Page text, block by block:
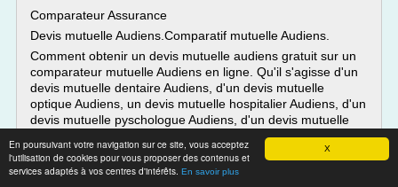
X
En poursuivant votre navigation sur ce site, vous acceptez
l'utilisation de cookies pour vous proposer des contenus et
services adaptés à vos centres d'intérêts. En savoir plus
Comparateur Assurance
Devis mutuelle Audiens.Comparatif mutuelle Audiens.
Comment obtenir un devis mutuelle audiens gratuit sur un
comparateur mutuelle Audiens en ligne. Qu'il s'agisse d'un
devis mutuelle dentaire Audiens, d'un devis mutuelle
optique Audiens, un devis mutuelle hospitalier Audiens, d'un
devis mutuelle pyschologue Audiens, d'un devis mutuelle
Lire la suite